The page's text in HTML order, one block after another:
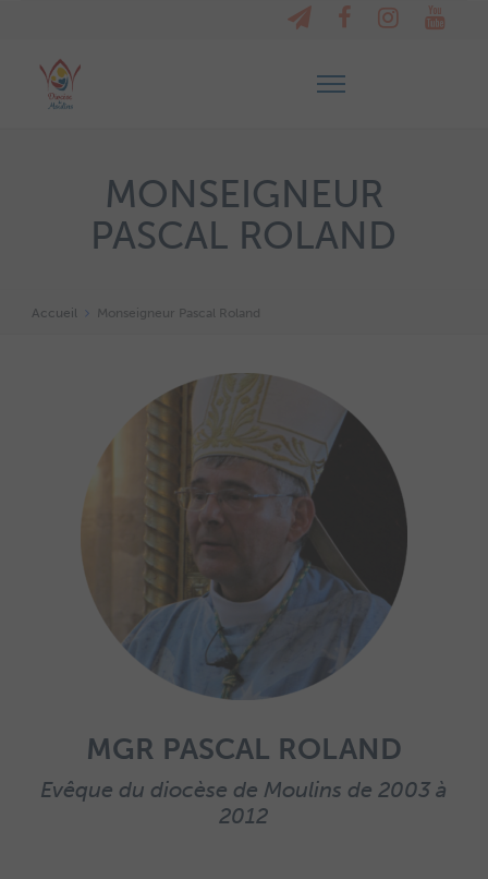
MONSEIGNEUR
PASCAL ROLAND
Accueil Monseigneur Pascal Roland
MGR PASCAL ROLAND
Evêque du diocèse de Moulins de 2003 à
2012